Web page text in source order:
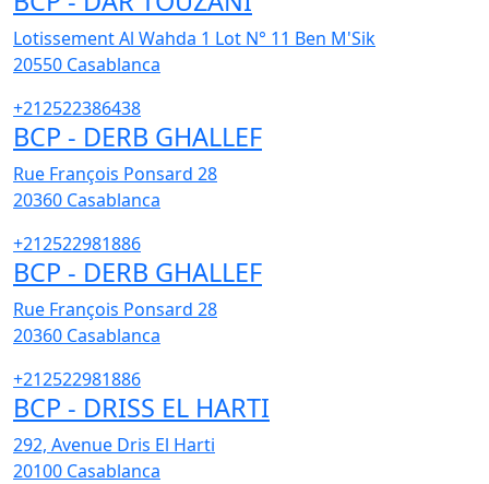
Lotissement Al Wahda 1 Lot N° 11 Ben M'Sik
20550 Casablanca
+212522386438
BCP - DERB GHALLEF
Rue François Ponsard 28
20360 Casablanca
+212522981886
BCP - DERB GHALLEF
Rue François Ponsard 28
20360 Casablanca
+212522981886
BCP - DRISS EL HARTI
292, Avenue Dris El Harti
20100 Casablanca